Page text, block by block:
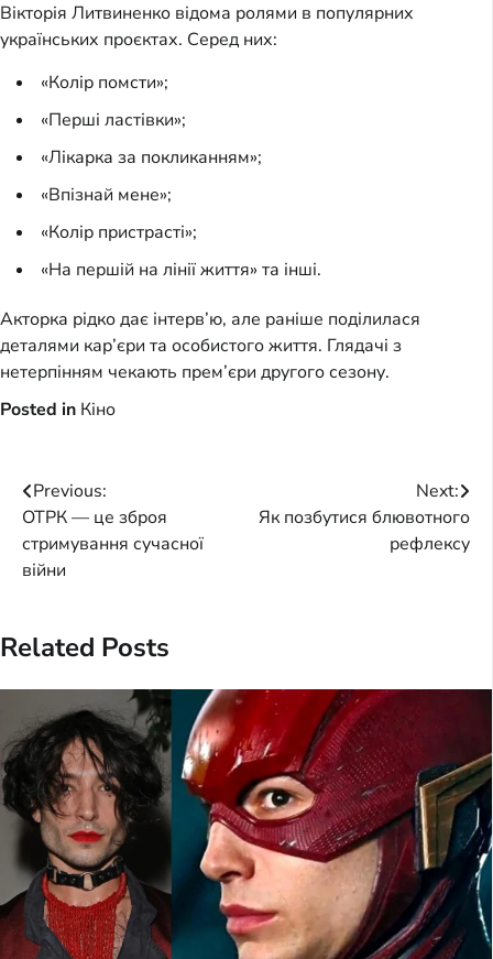
Вікторія Литвиненко відома ролями в популярних
українських проєктах. Серед них:
«Колір помсти»;
«Перші ластівки»;
«Лікарка за покликанням»;
«Впізнай мене»;
«Колір пристрасті»;
«На першій на лінії життя» та інші.
Акторка рідко дає інтерв’ю, але раніше поділилася
деталями кар’єри та особистого життя. Глядачі з
нетерпінням чекають прем’єри другого сезону.
Posted in Кіно
Post
navigation
Previous:
ОТРК — це зброя
стримування сучасної
війни
Next:
Як позбутися блювотного
рефлексу
Related Posts